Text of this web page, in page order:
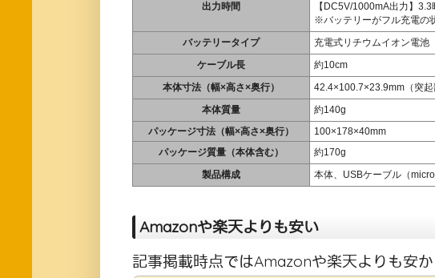
出力時間
【DC5V/1000mA出力】3.3
※バッテリーがフル充電の
バッテリータイプ
充電式リチウムイオン電池
ケーブル長
約10cm
本体寸法（幅×高さ×奥行）
42.4×100.7×23.9mm（突起
本体質量
約140g
パッケージ寸法（幅×高さ×奥行）
100×178×40mm
パッケージ質量（本体含む）
約170g
製品構成
本体、USBケーブル（
Amazonや楽天よりも安い
記事掲載時点ではAmazonや楽天よりも安